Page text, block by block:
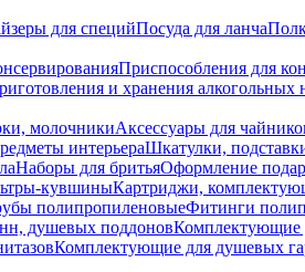
для специйПосуда для ланча
Приспособления для
и хранения алкогольных
молочникиАксессуары для
интерьераШкатулки,
Наборы для бритьяОформление
кувшиныКартриджи,
полипропиленовыеФитинги
душевых поддоновКомплектующие
Комплектующие для душевых